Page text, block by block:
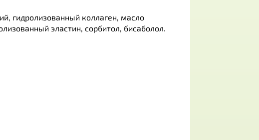
гидролизованный коллаген, масло
эластин, сорбитол, бисаболол.